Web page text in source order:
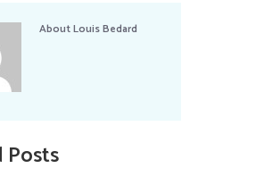
AboutLouis Bedard
Posts